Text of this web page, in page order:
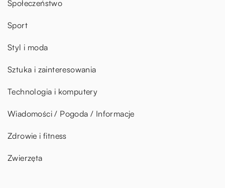
Społeczeństwo
Sport
Styl i moda
Sztuka i zainteresowania
Technologia i komputery
Wiadomości / Pogoda / Informacje
Zdrowie i fitness
Zwierzęta